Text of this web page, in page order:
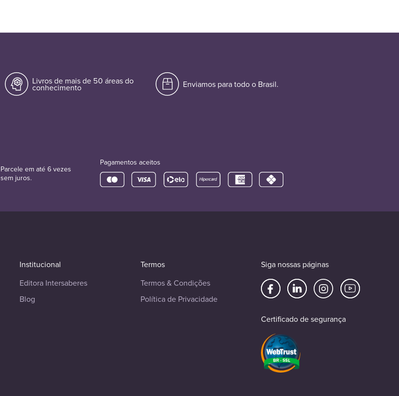
Livros de mais de 50 áreas do
conhecimento Enviamos para todo o Brasil.
Parcele em até 6 vezes
sem juros.
Pagamentos aceitos
Institucional
Editora Intersaberes
Blog
Termos
Termos & Condições
Política de Privacidade
Siga nossas páginas
Certificado de segurança